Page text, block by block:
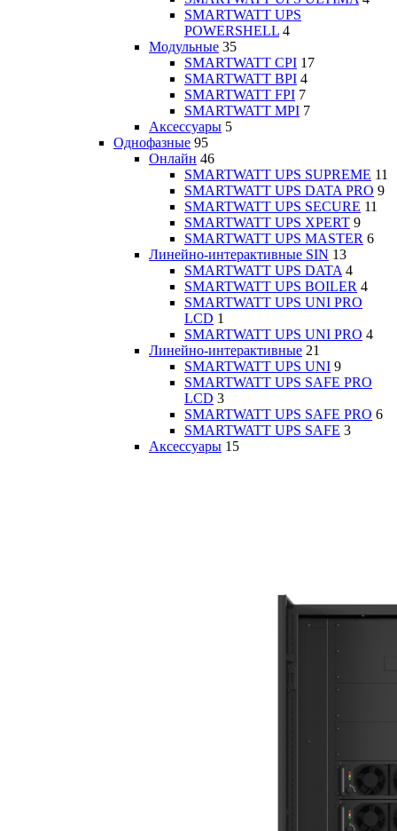
SMARTWATT UPS
POWERSHELL 4
Модульные 35
SMARTWATT CPI 17
SMARTWATT BPI 4
SMARTWATT FPI 7
SMARTWATT MPI 7
Аксессуары 5
Однофазные 95
Онлайн 46
SMARTWATT UPS SUPREME 11
SMARTWATT UPS DATA PRO 9
SMARTWATT UPS SECURE 11
SMARTWATT UPS XPERT 9
SMARTWATT UPS MASTER 6
Линейно-интерактивные SIN 13
SMARTWATT UPS DATA 4
SMARTWATT UPS BOILER 4
SMARTWATT UPS UNI PRO
LCD 1
SMARTWATT UPS UNI PRO 4
Линейно-интерактивные 21
SMARTWATT UPS UNI 9
SMARTWATT UPS SAFE PRO
LCD 3
SMARTWATT UPS SAFE PRO 6
SMARTWATT UPS SAFE 3
Аксессуары 15